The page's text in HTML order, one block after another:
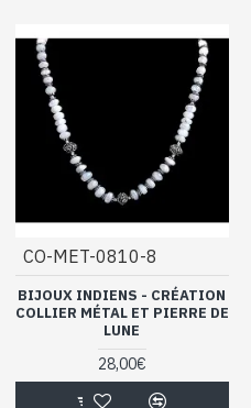
CO-MET-0810-8
BIJOUX INDIENS - CRÉATION
COLLIER MÉTAL ET PIERRE DE
LUNE
28,00€